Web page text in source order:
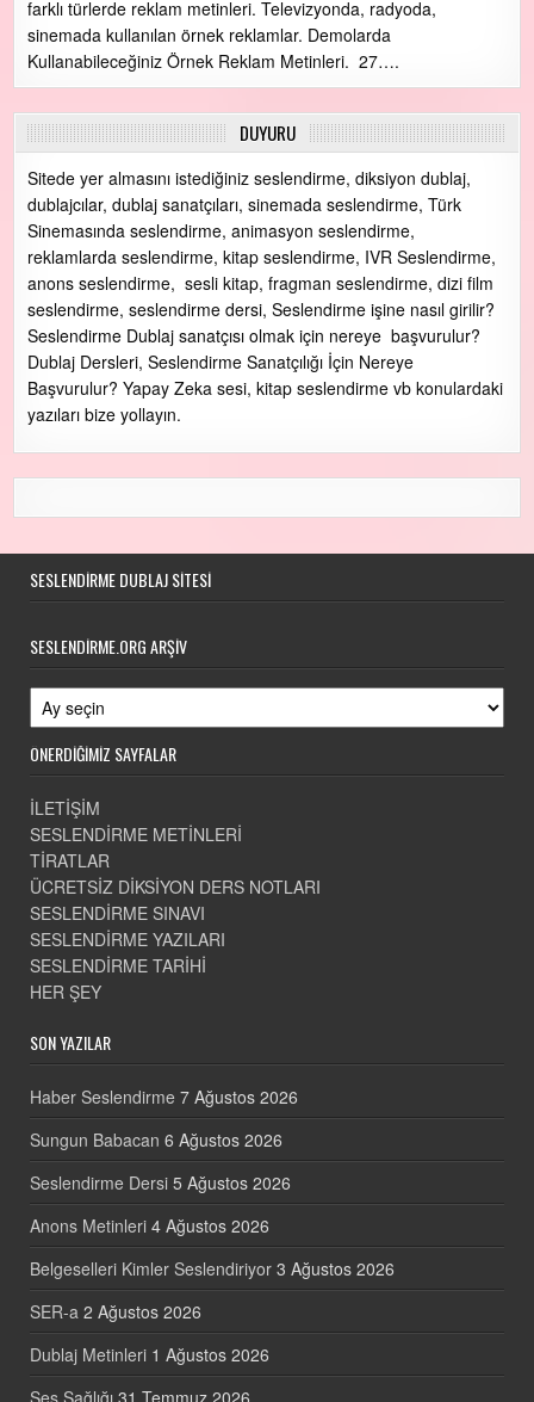
farklı türlerde reklam metinleri. Televizyonda, radyoda,
sinemada kullanılan örnek reklamlar. Demolarda
Kullanabileceğiniz Örnek Reklam Metinleri. 27….
DUYURU
Sitede yer almasını istediğiniz seslendirme, diksiyon dublaj,
dublajcılar, dublaj sanatçıları, sinemada seslendirme, Türk
Sinemasında seslendirme, animasyon seslendirme,
reklamlarda seslendirme, kitap seslendirme, IVR Seslendirme,
anons seslendirme, sesli kitap, fragman seslendirme, dizi film
seslendirme, seslendirme dersi, Seslendirme işine nasıl girilir?
Seslendirme Dublaj sanatçısı olmak için nereye başvurulur?
Dublaj Dersleri, Seslendirme Sanatçılığı İçin Nereye
Başvurulur? Yapay Zeka sesi, kitap seslendirme vb konulardaki
yazıları bize yollayın.
SESLENDIRME DUBLAJ SITESI
SESLENDIRME.ORG ARŞIV
Seslendirme.ORG Arşiv
ÖNERDİĞİMİZ SAYFALAR
İLETİŞİM
SESLENDİRME METİNLERİ
TİRATLAR
ÜCRETSİZ DİKSİYON DERS NOTLARI
SESLENDİRME SINAVI
SESLENDİRME YAZILARI
SESLENDİRME TARİHİ
HER ŞEY
SON YAZILAR
Haber Seslendirme 7 Ağustos 2026
Sungun Babacan 6 Ağustos 2026
Seslendirme Dersi 5 Ağustos 2026
Anons Metinleri 4 Ağustos 2026
Belgeselleri Kimler Seslendiriyor 3 Ağustos 2026
SER-a 2 Ağustos 2026
Dublaj Metinleri 1 Ağustos 2026
Ses Sağlığı 31 Temmuz 2026